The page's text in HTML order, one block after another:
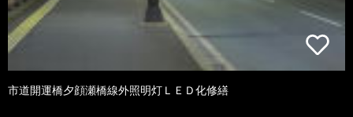
市道開運橋夕顔瀬橋線外照明灯ＬＥＤ化修繕